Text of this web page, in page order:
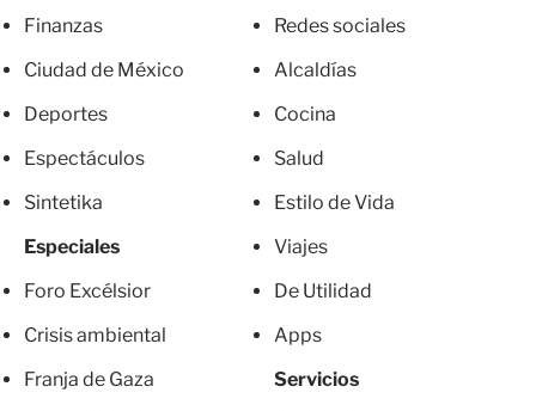
Finanzas
Ciudad de México
Deportes
Espectáculos
Sintetika
Especiales
Foro Excélsior
Crisis ambiental
Franja de Gaza
Redes sociales
Alcaldías
Cocina
Salud
Estilo de Vida
Viajes
De Utilidad
Apps
Servicios